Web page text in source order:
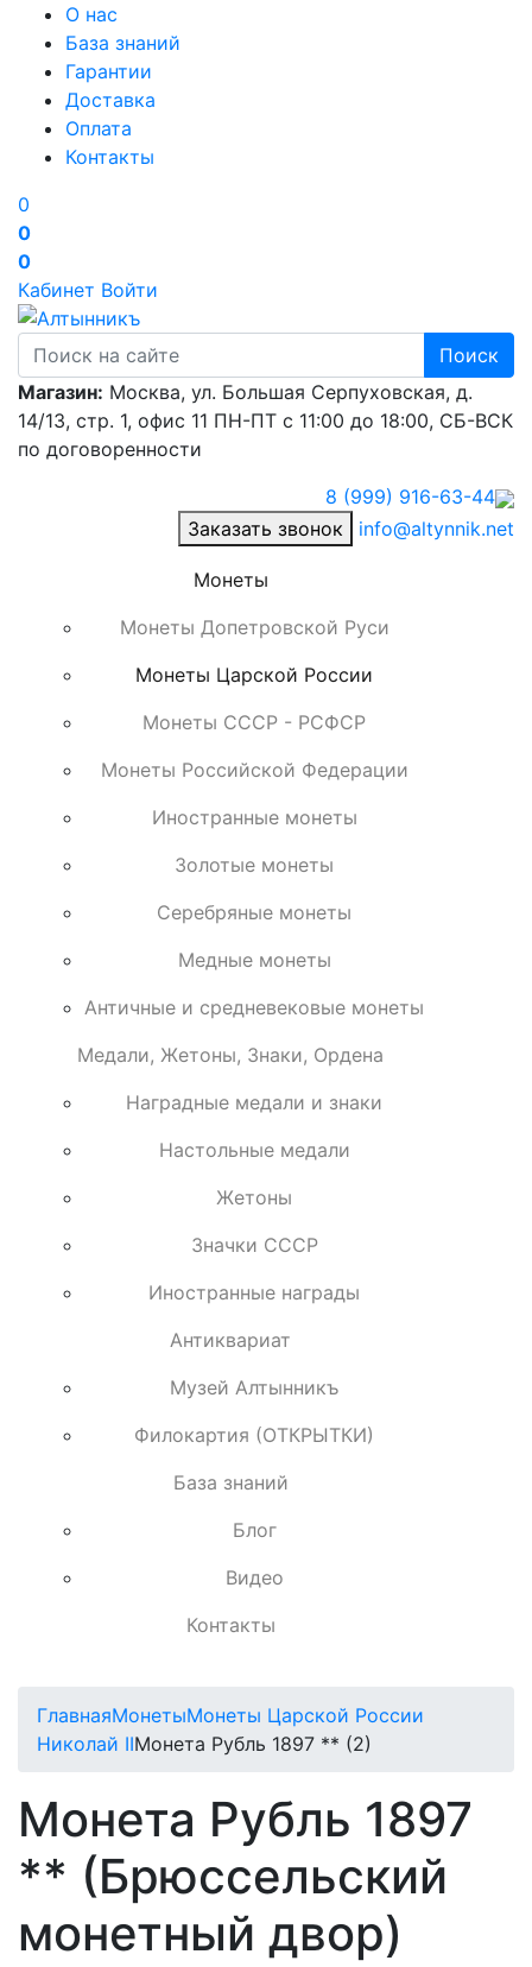
О нас
База знаний
Гарантии
Доставка
Оплата
Контакты
0
0
0
Кабинет Войти
Поиск
Магазин: Москва, ул. Большая Серпуховская, д.
14/13, стр. 1, офис 11 ПН-ПТ с 11:00 до 18:00, СБ-ВСК
по договоренности
8 (999) 916-63-44
Заказать звонок
info@altynnik.net
Монеты
Монеты Допетровской Руси
Монеты Царской России
Монеты СССР - РСФСР
Монеты Российской Федерации
Иностранные монеты
Золотые монеты
Серебряные монеты
Медные монеты
Античные и средневековые монеты
Медали, Жетоны, Знаки, Ордена
Наградные медали и знаки
Настольные медали
Жетоны
Значки СССР
Иностранные награды
Антиквариат
Музей Алтынникъ
Филокартия (ОТКРЫТКИ)
База знаний
Блог
Видео
Контакты
ГлавнаяМонетыМонеты Царской России
Николай IIМонета Рубль 1897 ** (2)
Монета Рубль 1897
** (Брюссельский
монетный двор)